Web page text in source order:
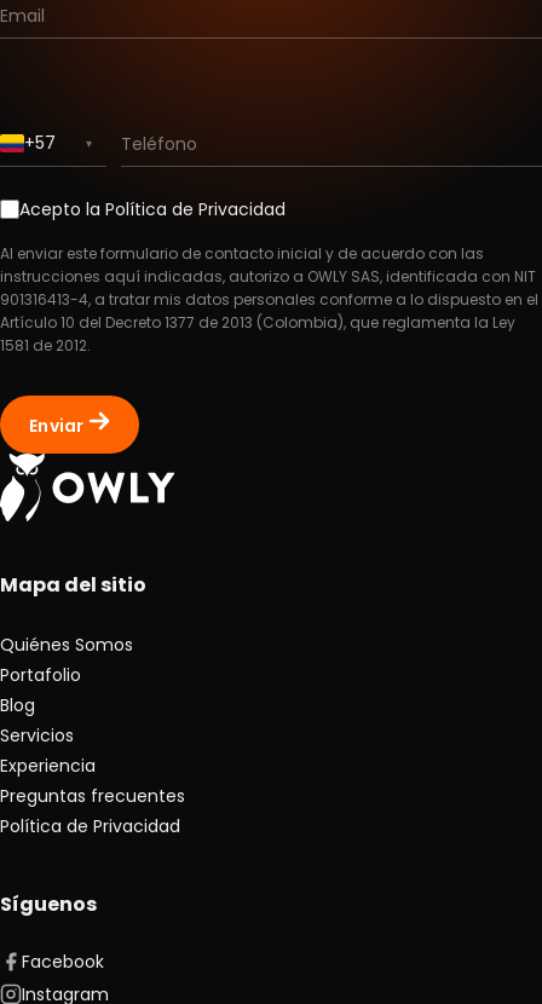
Email
+57 ▾ Teléfono
Acepto la Política de Privacidad
Al enviar este formulario de contacto inicial y de acuerdo con las
instrucciones aquí indicadas, autorizo a OWLY SAS, identificada con NIT
901316413-4, a tratar mis datos personales conforme a lo dispuesto en el
Artículo 10 del Decreto 1377 de 2013 (Colombia), que reglamenta la Ley
1581 de 2012.
Enviar
Mapa del sitio
Quiénes Somos
Portafolio
Blog
Servicios
Experiencia
Preguntas frecuentes
Política de Privacidad
Síguenos
Facebook
Instagram